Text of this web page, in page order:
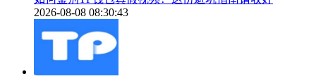
2026-08-08 08:30:43